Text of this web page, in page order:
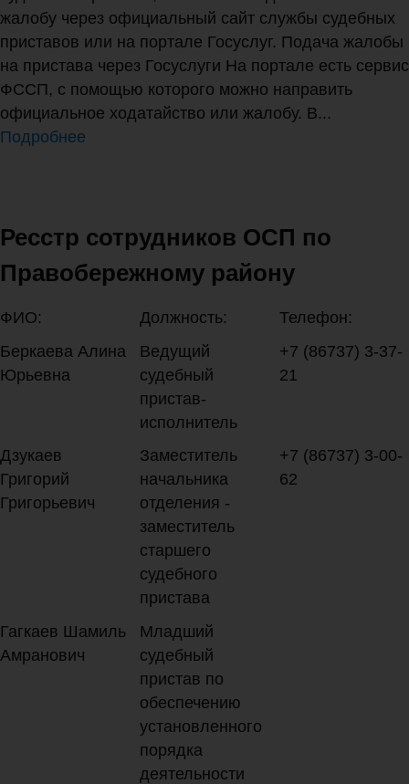
жалобу через официальный сайт службы судебных
приставов или на портале Госуслуг. Подача жалобы
на пристава через Госуслуги На портале есть сервис
ФССП, с помощью которого можно направить
официальное ходатайство или жалобу. В...
Подробнее
Ресстр сотрудников ОСП по
Правобережному району
ФИО: Должность:
Телефон:
Беркаева Алина
Юрьевна
Ведущий
судебный
пристав-
исполнитель
+7 (86737) 3-37-
21
Дзукаев
Григорий
Григорьевич
Заместитель
начальника
отделения -
заместитель
старшего
судебного
пристава
+7 (86737) 3-00-
62
Гагкаев Шамиль
Амранович
Младший
судебный
пристав по
обеспечению
установленного
порядка
деятельности